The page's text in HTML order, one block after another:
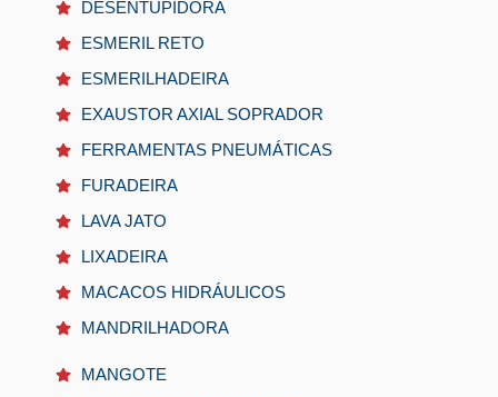
DESENTUPIDORA
ESMERIL RETO
ESMERILHADEIRA
EXAUSTOR AXIAL SOPRADOR
FERRAMENTAS PNEUMÁTICAS
FURADEIRA
LAVA JATO
LIXADEIRA
MACACOS HIDRÁULICOS
MANDRILHADORA
MANGOTE